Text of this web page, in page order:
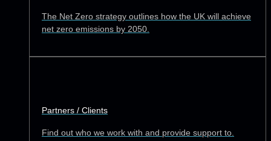
The Net Zero strategy outlines how the UK will achieve
net zero emissions by 2050.
Partners / Clients
Find out who we work with and provide support to.